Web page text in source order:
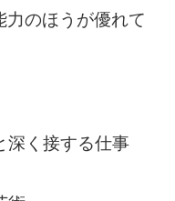
力のほうが優れて
深く接する仕事